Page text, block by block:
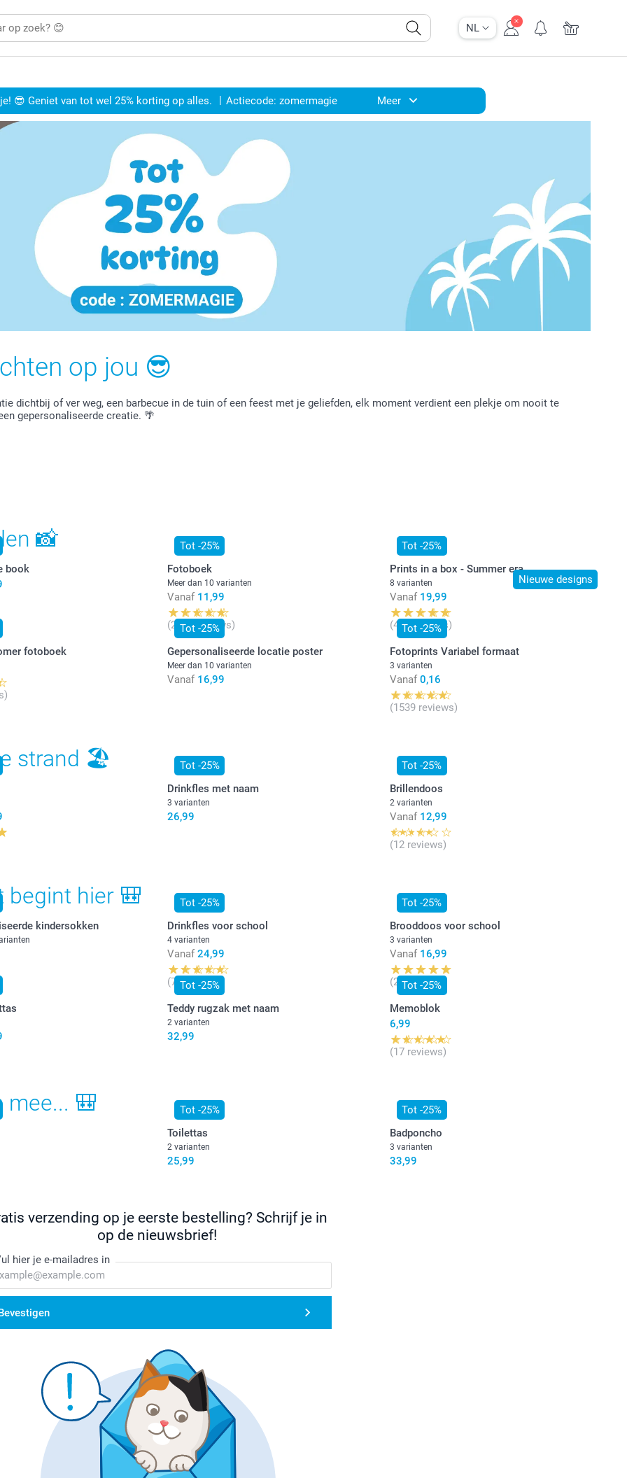
NL
😎 Geniet van tot wel 25% korting op alles. Actiecode: zomermagie Meer
op jou 😎
dichtbij of ver weg, een barbecue in de tuin of een feest met je geliefden, elk moment verdient een plekje om nooit te
gepersonaliseerde creatie. 🌴
📸
book
Tot -25%
Fotoboek
Meer dan 10 varianten
Vanaf 11,99
(2808 reviews)
Nieuwe designs
Tot -25%
Prints in a box - Summer era
8 varianten
Vanaf 19,99
(446 reviews)
fotoboek
Tot -25%
Gepersonaliseerde locatie poster
Meer dan 10 varianten
Vanaf 16,99
Tot -25%
Fotoprints Variabel formaat
3 varianten
Vanaf 0,16
(1539 reviews)
strand 🏖
Tot -25%
Drinkfles met naam
3 varianten
26,99
Tot -25%
Brillendoos
2 varianten
Vanaf 12,99
(12 reviews)
hier 🎒
kindersokken
Tot -25%
Drinkfles voor school
4 varianten
Vanaf 24,99
(75 reviews)
Tot -25%
Brooddoos voor school
3 varianten
Vanaf 16,99
(21 reviews)
Tot -25%
Teddy rugzak met naam
2 varianten
32,99
Tot -25%
Memoblok
6,99
(17 reviews)
mee... 🎒
Tot -25%
Toilettas
2 varianten
25,99
Tot -25%
Badponcho
3 varianten
33,99
verzending op je eerste bestelling? Schrijf je in
op de nieuwsbrief!
hier je e-mailadres in